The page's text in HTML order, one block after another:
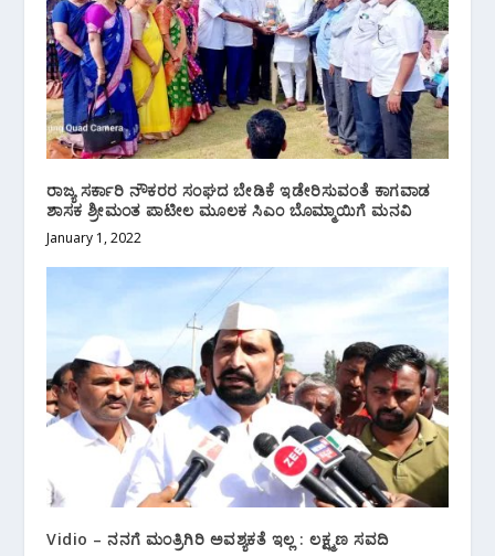
ರಾಜ್ಯ ಸರ್ಕಾರಿ ನೌಕರರ ಸಂಘದ ಬೇಡಿಕೆ ಇಡೇರಿಸುವಂತೆ ಕಾಗವಾಡ
ಶಾಸಕ ಶ್ರೀಮಂತ ಪಾಟೀಲ‌ ಮೂಲಕ ಸಿಎಂ ಬೊಮ್ಮಾಯಿಗೆ ಮನವಿ
January 1, 2022
Vidio – ನನಗೆ ಮಂತ್ರಿಗಿರಿ ಅವಶ್ಯಕತೆ ಇಲ್ಲ : ಲಕ್ಷ್ಮಣ ಸವದಿ